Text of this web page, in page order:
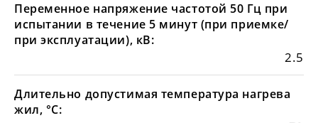
Переменное напряжение частотой 50 Гц при
испытании в течение 5 минут (при приемке/
при эксплуатации), кВ:
2.5
Длительно допустимая температура нагрева
жил, °С: